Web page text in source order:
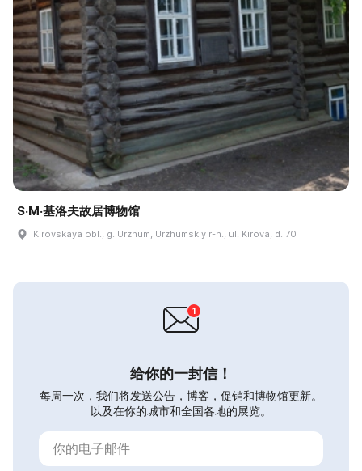
S·M·基洛夫故居博物馆
Kirovskaya obl., g. Urzhum, Urzhumskiy r-n., ul. Kirova, d. 70
给你的一封信！
每周一次，我们将发送公告，博客，促销和博物馆更新。
以及在你的城市和全国各地的展览。